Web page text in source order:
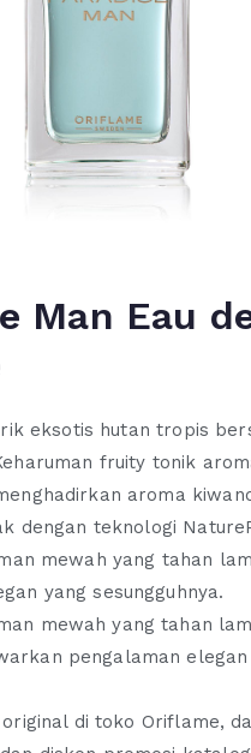
Man Eau
eksotis hutan tropis
fruity tonik
aroma
dengan teknologi
mewah yang tahan
yang sesungguhnya.
mewah yang tahan
pengalaman elegan
di toko Oriflame,